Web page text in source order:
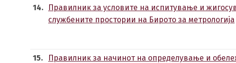
14.
Правилник за условите на испитување и
службените простории на Бирото за метрологија
15.
Правилник за начинот на определување и